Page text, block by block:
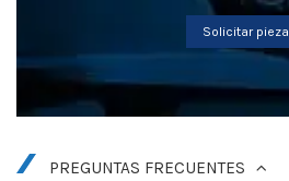
Solicitar pieza
PREGUNTAS FRECUENTES